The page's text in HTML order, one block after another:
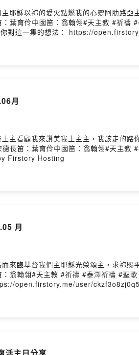
耶穌以祢的愛火點燃我的心靈阿肋路
：葉育伶中國笛：翁翰翎#天主教 #祈
對這一集的想法： https://
月
主看顧我來讚美我上主主，我該走的
德長笛：葉育伶中國笛：翁翰翎#天主
Firstory Hosting
月
來臨基督我們主耶穌光榮頌主，求祢
：翁翰翎#天主教 #祈禱 #泰澤祈禱 #
open.firstory.me/user/